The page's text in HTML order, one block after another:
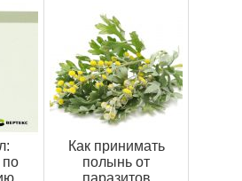
по
Как принимать
полынь от
паразитов